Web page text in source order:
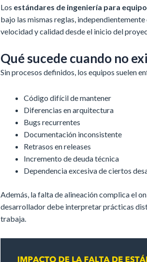
Los estándares de ingeniería para
bajo las mismas reglas,
velocidad y calidad desde el inicio del
Qué sucede cuando no
Sin procesos definidos, los equipos suelen
Código difícil de mantener
Diferencias en arquitectura
Bugs recurrentes
Documentación inconsistente
Retrasos en releases
Incremento de deuda técnica
Dependencia excesiva de ciertos
Además, la falta de alineación complica el
desarrollador debe interpretar prácticas
trabaja.